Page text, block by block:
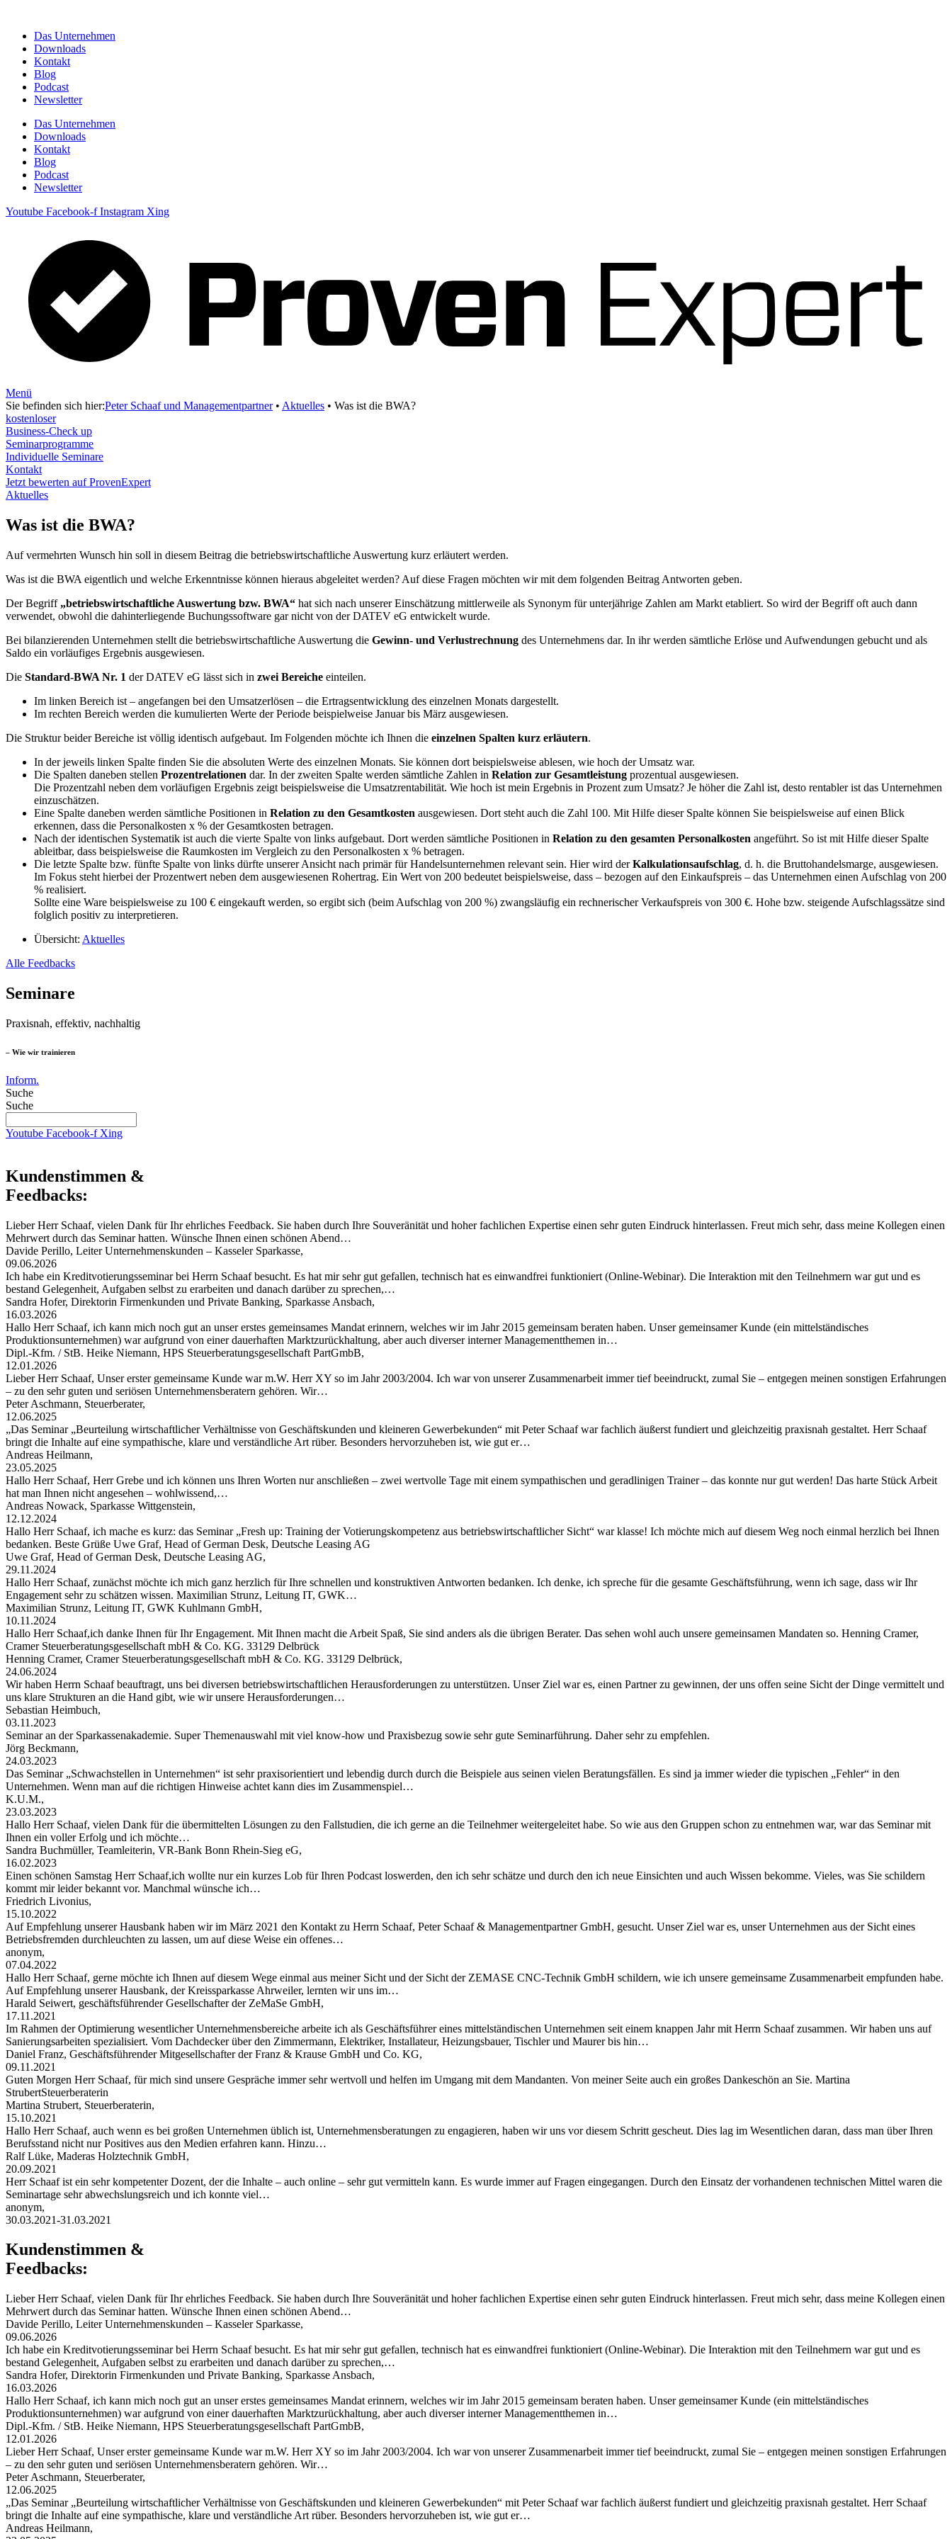
springenDas Unternehmen
Downloads
Kontakt
Blog
Podcast
Newsletter
Das Unternehmen
Downloads
Kontakt
Blog
Podcast
Newsletter
Youtube Facebook-f Instagram Xing
Menü
Sie befinden sich hier:Peter Schaaf und Managementpartner• Aktuelles • Was ist die BWA?
kostenloser
Business-Check up
Seminarprogramme
Individuelle Seminare
Kontakt
Jetzt bewerten auf ProvenExpert
Aktuelles
Was ist die BWA?
Auf vermehrten Wunsch hin soll in diesem Beitrag die betriebswirtschaftliche Auswertung kurz erläutert werden.
Was ist die BWA eigentlich und welche Erkenntnisse können hieraus abgeleitet werden? Auf diese Fragen möchten wir mit dem folgenden Beitrag Antworten geben.
Der Begriff „betriebswirtschaftliche Auswertung bzw. BWA“ hat sich nach unserer Einschätzung mittlerweile als Synonym für unterjährige Zahlen am Markt etabliert. So wird der Begriff oft auch dann
verwendet, obwohl die dahinterliegende Buchungssoftware gar nicht von der DATEV eG entwickelt wurde.
Bei bilanzierenden Unternehmen stellt die betriebswirtschaftliche Auswertung die Gewinn- und Verlustrechnung des Unternehmens dar. In ihr werden sämtliche Erlöse und Aufwendungen gebucht und als
Saldo ein vorläufiges Ergebnis ausgewiesen.
Die Standard-BWA Nr. 1 der DATEV eG lässt sich in zwei Bereiche einteilen.
Im linken Bereich ist – angefangen bei den Umsatzerlösen – die Ertragsentwicklung des einzelnen Monats dargestellt.
Im rechten Bereich werden die kumulierten Werte der Periode beispielweise Januar bis März ausgewiesen.
Die Struktur beider Bereiche ist völlig identisch aufgebaut. Im Folgenden möchte ich Ihnen die einzelnen Spalten kurz erläutern.
In der jeweils linken Spalte finden Sie die absoluten Werte des einzelnen Monats. Sie können dort beispielsweise ablesen, wie hoch der Umsatz war.
Die Spalten daneben stellen Prozentrelationen dar. In der zweiten Spalte werden sämtliche Zahlen in Relation zur Gesamtleistung prozentual ausgewiesen.
Die Prozentzahl neben dem vorläufigen Ergebnis zeigt beispielsweise die Umsatzrentabilität. Wie hoch ist mein Ergebnis in Prozent zum Umsatz? Je höher die Zahl ist, desto rentabler ist das Unternehmen
einzuschätzen.
Eine Spalte daneben werden sämtliche Positionen in Relation zu den Gesamtkosten ausgewiesen. Dort steht auch die Zahl 100. Mit Hilfe dieser Spalte können Sie beispielsweise auf einen Blick
erkennen, dass die Personalkosten x % der Gesamtkosten betragen.
Nach der identischen Systematik ist auch die vierte Spalte von links aufgebaut. Dort werden sämtliche Positionen in Relation zu den gesamten Personalkosten angeführt. So ist mit Hilfe dieser Spalte
ableitbar, dass beispielsweise die Raumkosten im Vergleich zu den Personalkosten x % betragen.
Die letzte Spalte bzw. fünfte Spalte von links dürfte unserer Ansicht nach primär für Handelsunternehmen relevant sein. Hier wird derKalkulationsaufschlag, d. h. die Bruttohandelsmarge, ausgewiesen.
Im Fokus steht hierbei der Prozentwert neben dem ausgewiesenen Rohertrag. Ein Wert von 200 bedeutet beispielsweise, dass – bezogen auf den Einkaufspreis – das Unternehmen einen Aufschlag von 200
% realisiert.
Sollte eine Ware beispielsweise zu 100 € eingekauft werden, so ergibt sich (beim Aufschlag von 200 %) zwangsläufig ein rechnerischer Verkaufspreis von 300 €. Hohe bzw. steigende Aufschlagssätze sind
folglich positiv zu interpretieren.
Übersicht: Aktuelles
Alle Feedbacks
Seminare
Praxisnah, effektiv, nachhaltig
– Wie wir trainieren
Inform.
Suche
Suche
Youtube Facebook-f Xing
Kundenstimmen &
Feedbacks:
Lieber Herr Schaaf, vielen Dank für Ihr ehrliches Feedback. Sie haben durch Ihre Souveränität und hoher fachlichen Expertise einen sehr guten Eindruck hinterlassen. Freut mich sehr, dass meine Kollegen einen
Mehrwert durch das Seminar hatten. Wünsche Ihnen einen schönen Abend…
Davide Perillo, Leiter Unternehmenskunden – Kasseler Sparkasse,
09.06.2026
Ich habe ein Kreditvotierungsseminar bei Herrn Schaaf besucht. Es hat mir sehr gut gefallen, technisch hat es einwandfrei funktioniert (Online-Webinar). Die Interaktion mit den Teilnehmern war gut und es
bestand Gelegenheit, Aufgaben selbst zu erarbeiten und danach darüber zu sprechen,…
Sandra Hofer, Direktorin Firmenkunden und Private Banking, Sparkasse Ansbach,
16.03.2026
Hallo Herr Schaaf, ich kann mich noch gut an unser erstes gemeinsames Mandat erinnern, welches wir im Jahr 2015 gemeinsam beraten haben. Unser gemeinsamer Kunde (ein mittelständisches
Produktionsunternehmen) war aufgrund von einer dauerhaften Marktzurückhaltung, aber auch diverser interner Managementthemen in…
Dipl.-Kfm. / StB. Heike Niemann, HPS Steuerberatungsgesellschaft PartGmbB,
12.01.2026
Lieber Herr Schaaf, Unser erster gemeinsame Kunde war m.W. Herr XY so im Jahr 2003/2004. Ich war von unserer Zusammenarbeit immer tief beeindruckt, zumal Sie – entgegen meinen sonstigen Erfahrungen
– zu den sehr guten und seriösen Unternehmensberatern gehören. Wir…
Peter Aschmann, Steuerberater,
12.06.2025
„Das Seminar „Beurteilung wirtschaftlicher Verhältnisse von Geschäftskunden und kleineren Gewerbekunden“ mit Peter Schaaf war fachlich äußerst fundiert und gleichzeitig praxisnah gestaltet. Herr Schaaf
bringt die Inhalte auf eine sympathische, klare und verständliche Art rüber. Besonders hervorzuheben ist, wie gut er…
Andreas Heilmann,
23.05.2025
Hallo Herr Schaaf, Herr Grebe und ich können uns Ihren Worten nur anschließen – zwei wertvolle Tage mit einem sympathischen und geradlinigen Trainer – das konnte nur gut werden! Das harte Stück Arbeit
hat man Ihnen nicht angesehen – wohlwissend,…
Andreas Nowack, Sparkasse Wittgenstein,
12.12.2024
Hallo Herr Schaaf, ich mache es kurz: das Seminar „Fresh up: Training der Votierungskompetenz aus betriebswirtschaftlicher Sicht“ war klasse! Ich möchte mich auf diesem Weg noch einmal herzlich bei Ihnen
bedanken. Beste Grüße Uwe Graf, Head of German Desk, Deutsche Leasing AG
Uwe Graf, Head of German Desk, Deutsche Leasing AG,
29.11.2024
Hallo Herr Schaaf, zunächst möchte ich mich ganz herzlich für Ihre schnellen und konstruktiven Antworten bedanken. Ich denke, ich spreche für die gesamte Geschäftsführung, wenn ich sage, dass wir Ihr
Engagement sehr zu schätzen wissen. Maximilian Strunz, Leitung IT, GWK…
Maximilian Strunz, Leitung IT, GWK Kuhlmann GmbH,
10.11.2024
Hallo Herr Schaaf,ich danke Ihnen für Ihr Engagement. Mit Ihnen macht die Arbeit Spaß, Sie sind anders als die übrigen Berater. Das sehen wohl auch unsere gemeinsamen Mandaten so. Henning Cramer,
Cramer Steuerberatungsgesellschaft mbH & Co. KG. 33129 Delbrück
Henning Cramer, Cramer Steuerberatungsgesellschaft mbH & Co. KG. 33129 Delbrück,
24.06.2024
Wir haben Herrn Schaaf beauftragt, uns bei diversen betriebswirtschaftlichen Herausforderungen zu unterstützen. Unser Ziel war es, einen Partner zu gewinnen, der uns offen seine Sicht der Dinge vermittelt und
uns klare Strukturen an die Hand gibt, wie wir unsere Herausforderungen…
Sebastian Heimbuch,
03.11.2023
Seminar an der Sparkassenakademie. Super Themenauswahl mit viel know-how und Praxisbezug sowie sehr gute Seminarführung. Daher sehr zu empfehlen.
Jörg Beckmann,
24.03.2023
Das Seminar „Schwachstellen in Unternehmen“ ist sehr praxisorientiert und lebendig durch durch die Beispiele aus seinen vielen Beratungsfällen. Es sind ja immer wieder die typischen „Fehler“ in den
Unternehmen. Wenn man auf die richtigen Hinweise achtet kann dies im Zusammenspiel…
K.U.M.,
23.03.2023
Hallo Herr Schaaf, vielen Dank für die übermittelten Lösungen zu den Fallstudien, die ich gerne an die Teilnehmer weitergeleitet habe. So wie aus den Gruppen schon zu entnehmen war, war das Seminar mit
Ihnen ein voller Erfolg und ich möchte…
Sandra Buchmüller, Teamleiterin, VR-Bank Bonn Rhein-Sieg eG,
16.02.2023
Einen schönen Samstag Herr Schaaf,ich wollte nur ein kurzes Lob für Ihren Podcast loswerden, den ich sehr schätze und durch den ich neue Einsichten und auch Wissen bekomme. Vieles, was Sie schildern
kommt mir leider bekannt vor. Manchmal wünsche ich…
Friedrich Livonius,
15.10.2022
Auf Empfehlung unserer Hausbank haben wir im März 2021 den Kontakt zu Herrn Schaaf, Peter Schaaf & Managementpartner GmbH, gesucht. Unser Ziel war es, unser Unternehmen aus der Sicht eines
Betriebsfremden durchleuchten zu lassen, um auf diese Weise ein offenes…
anonym,
07.04.2022
Hallo Herr Schaaf, gerne möchte ich Ihnen auf diesem Wege einmal aus meiner Sicht und der Sicht der ZEMASE CNC-Technik GmbH schildern, wie ich unsere gemeinsame Zusammenarbeit empfunden habe.
Auf Empfehlung unserer Hausbank, der Kreissparkasse Ahrweiler, lernten wir uns im…
Harald Seiwert, geschäftsführender Gesellschafter der ZeMaSe GmbH,
17.11.2021
Im Rahmen der Optimierung wesentlicher Unternehmensbereiche arbeite ich als Geschäftsführer eines mittelständischen Unternehmen seit einem knappen Jahr mit Herrn Schaaf zusammen. Wir haben uns auf
Sanierungsarbeiten spezialisiert. Vom Dachdecker über den Zimmermann, Elektriker, Installateur, Heizungsbauer, Tischler und Maurer bis hin…
Daniel Franz, Geschäftsführender Mitgesellschafter der Franz & Krause GmbH und Co. KG,
09.11.2021
Guten Morgen Herr Schaaf, für mich sind unsere Gespräche immer sehr wertvoll und helfen im Umgang mit dem Mandanten. Von meiner Seite auch ein großes Dankeschön an Sie. Martina
StrubertSteuerberaterin
Martina Strubert, Steuerberaterin,
15.10.2021
Hallo Herr Schaaf, auch wenn es bei großen Unternehmen üblich ist, Unternehmensberatungen zu engagieren, haben wir uns vor diesem Schritt gescheut. Dies lag im Wesentlichen daran, dass man über Ihren
Berufsstand nicht nur Positives aus den Medien erfahren kann. Hinzu…
Ralf Lüke, Maderas Holztechnik GmbH,
20.09.2021
Herr Schaaf ist ein sehr kompetenter Dozent, der die Inhalte – auch online – sehr gut vermitteln kann. Es wurde immer auf Fragen eingegangen. Durch den Einsatz der vorhandenen technischen Mittel waren die
Seminartage sehr abwechslungsreich und ich konnte viel…
anonym,
30.03.2021-31.03.2021
Kundenstimmen &
Feedbacks:
Lieber Herr Schaaf, vielen Dank für Ihr ehrliches Feedback. Sie haben durch Ihre Souveränität und hoher fachlichen Expertise einen sehr guten Eindruck hinterlassen. Freut mich sehr, dass meine Kollegen einen
Mehrwert durch das Seminar hatten. Wünsche Ihnen einen schönen Abend…
Davide Perillo, Leiter Unternehmenskunden – Kasseler Sparkasse,
09.06.2026
Ich habe ein Kreditvotierungsseminar bei Herrn Schaaf besucht. Es hat mir sehr gut gefallen, technisch hat es einwandfrei funktioniert (Online-Webinar). Die Interaktion mit den Teilnehmern war gut und es
bestand Gelegenheit, Aufgaben selbst zu erarbeiten und danach darüber zu sprechen,…
Sandra Hofer, Direktorin Firmenkunden und Private Banking, Sparkasse Ansbach,
16.03.2026
Hallo Herr Schaaf, ich kann mich noch gut an unser erstes gemeinsames Mandat erinnern, welches wir im Jahr 2015 gemeinsam beraten haben. Unser gemeinsamer Kunde (ein mittelständisches
Produktionsunternehmen) war aufgrund von einer dauerhaften Marktzurückhaltung, aber auch diverser interner Managementthemen in…
Dipl.-Kfm. / StB. Heike Niemann, HPS Steuerberatungsgesellschaft PartGmbB,
12.01.2026
Lieber Herr Schaaf, Unser erster gemeinsame Kunde war m.W. Herr XY so im Jahr 2003/2004. Ich war von unserer Zusammenarbeit immer tief beeindruckt, zumal Sie – entgegen meinen sonstigen Erfahrungen
– zu den sehr guten und seriösen Unternehmensberatern gehören. Wir…
Peter Aschmann, Steuerberater,
12.06.2025
„Das Seminar „Beurteilung wirtschaftlicher Verhältnisse von Geschäftskunden und kleineren Gewerbekunden“ mit Peter Schaaf war fachlich äußerst fundiert und gleichzeitig praxisnah gestaltet. Herr Schaaf
bringt die Inhalte auf eine sympathische, klare und verständliche Art rüber. Besonders hervorzuheben ist, wie gut er…
Andreas Heilmann,